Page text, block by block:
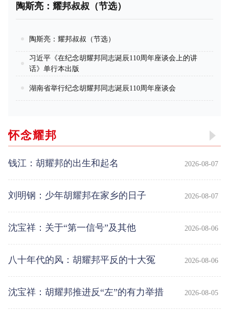
陶斯亮：耀邦叔叔（节选）
陶斯亮：耀邦叔叔（节选）
习近平《在纪念胡耀邦同志诞辰110周年座谈会上的讲
话》单行本出版
湖南省举行纪念胡耀邦同志诞辰110周年座谈会
怀念耀邦
钱江：胡耀邦的出生和起名 2026-08-07
刘明钢：少年胡耀邦在家乡的日子 2026-08-07
沈宝祥：关于“第一信号”及其他 2026-08-06
八十年代的风：胡耀邦平反的十大冤
案——勋案
2026-08-06
沈宝祥：胡耀邦推进反“左”的有力举措 2026-08-05